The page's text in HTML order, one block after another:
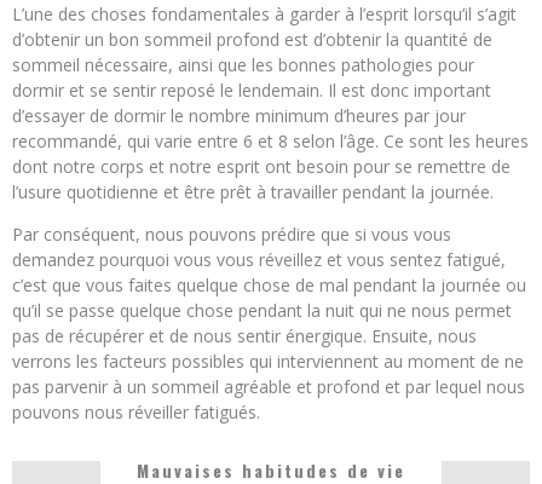
L’une des choses fondamentales à garder à l’esprit lorsqu’il s’agit
d’obtenir un bon sommeil profond est d’obtenir la quantité de
sommeil nécessaire, ainsi que les bonnes pathologies pour
dormir et se sentir reposé le lendemain. Il est donc important
d’essayer de dormir le nombre minimum d’heures par jour
recommandé, qui varie entre 6 et 8 selon l’âge. Ce sont les heures
dont notre corps et notre esprit ont besoin pour se remettre de
l’usure quotidienne et être prêt à travailler pendant la journée.
Par conséquent, nous pouvons prédire que si vous vous
demandez pourquoi vous vous réveillez et vous sentez fatigué,
c’est que vous faites quelque chose de mal pendant la journée ou
qu’il se passe quelque chose pendant la nuit qui ne nous permet
pas de récupérer et de nous sentir énergique. Ensuite, nous
verrons les facteurs possibles qui interviennent au moment de ne
pas parvenir à un sommeil agréable et profond et par lequel nous
pouvons nous réveiller fatigués.
Mauvaises habitudes de vie